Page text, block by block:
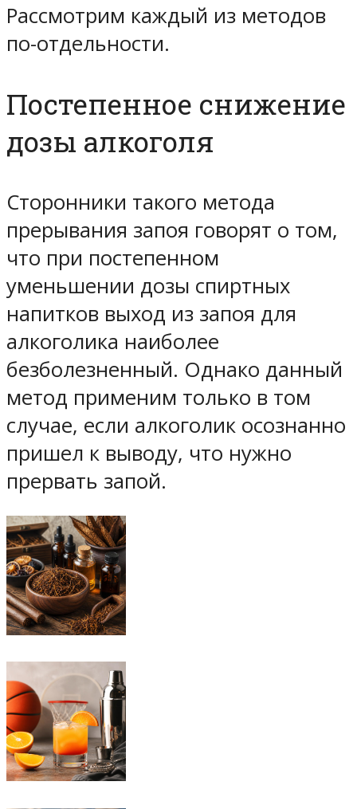
Рассмотрим каждый из методов
по-отдельности.
Постепенное снижение
дозы алкоголя
Сторонники такого метода
прерывания запоя говорят о том,
что при постепенном
уменьшении дозы спиртных
напитков выход из запоя для
алкоголика наиболее
безболезненный. Однако данный
метод применим только в том
случае, если алкоголик осознанно
пришел к выводу, что нужно
прервать запой.